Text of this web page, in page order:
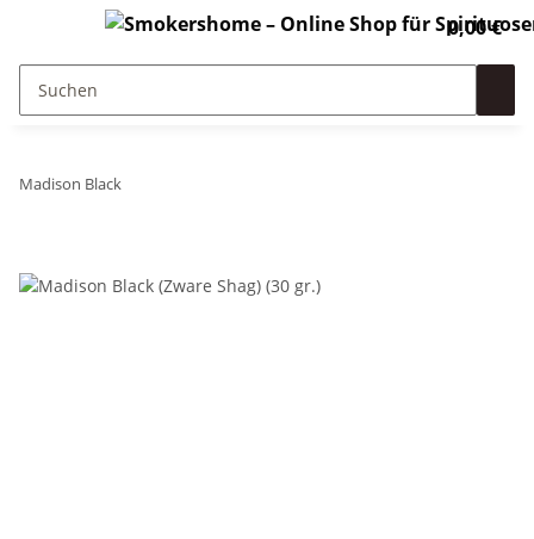
0,00 €
Madison Black